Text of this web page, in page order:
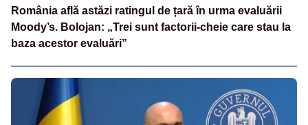
România află astăzi ratingul de țară în urma evaluării
Moody’s. Bolojan: „Trei sunt factorii-cheie care stau la
baza acestor evaluări”